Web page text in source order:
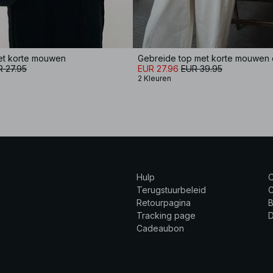
korte mouwen
27.95
EUR 27.96 EUR 39.95
2 Kleuren
Hulp
Terugstuurbeleid
Retourpagina
Tracking page
Cadeaubon